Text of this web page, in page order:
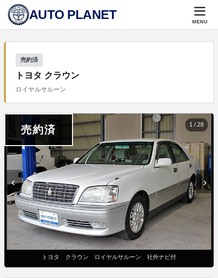
AUTO PLANET MENU
売約済
トヨタ クラウン
ロイヤルサルーン
売約済
トヨタ クラウン ロイヤルサルーン 社外ナビ付
‹ ›
1 /28